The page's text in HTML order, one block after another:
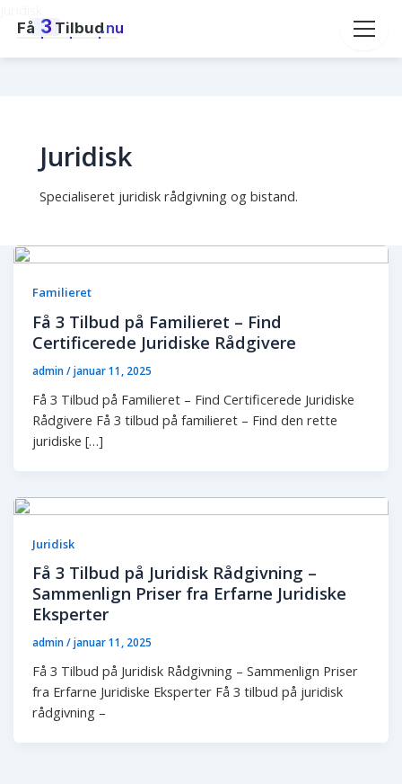
Få 3 Tilbud.nu
Juridisk
Specialiseret juridisk rådgivning og bistand.
Familieret
Få 3 Tilbud på Familieret – Find
Certificerede Juridiske Rådgivere
admin/januar 11, 2025
Få 3 Tilbud på Familieret – Find Certificerede Juridiske
Rådgivere Få 3 tilbud på familieret – Find den rette
juridiske […]
Juridisk
Få 3 Tilbud på Juridisk Rådgivning –
Sammenlign Priser fra Erfarne Juridiske
Eksperter
admin/januar 11, 2025
Få 3 Tilbud på Juridisk Rådgivning – Sammenlign Priser
fra Erfarne Juridiske Eksperter Få 3 tilbud på juridisk
rådgivning –